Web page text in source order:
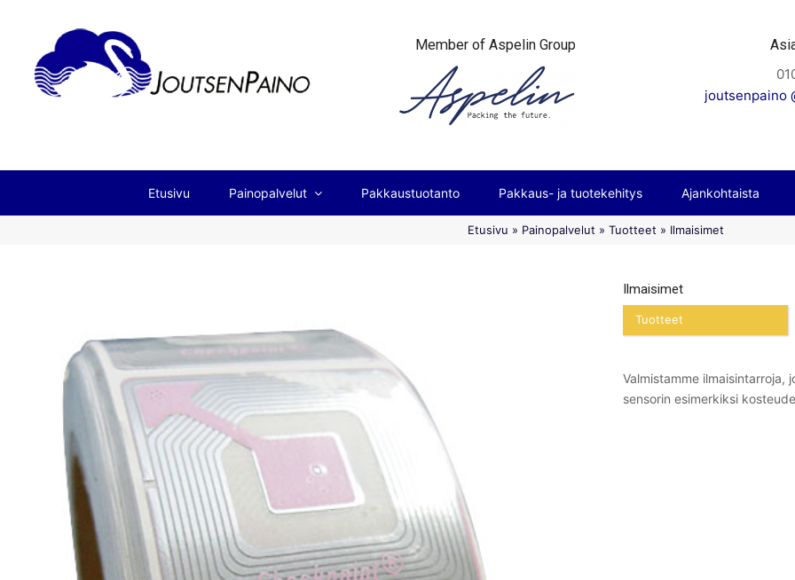
Member of Aspelin Group
joutsenpaino
Etusivu Painopalvelut Pakkaustuotanto Pakkaus- ja tuotekehitys Ajankohtaista
Etusivu » Painopalvelut »Tuotteet » Ilmaisimet
Ilmaisimet
Tuotteet
Valmistamme ilmaisintarroja,
sensorin esimerkiksi